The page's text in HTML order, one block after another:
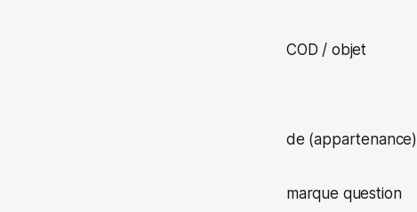
COD / objet
de (appartenance)
marque question